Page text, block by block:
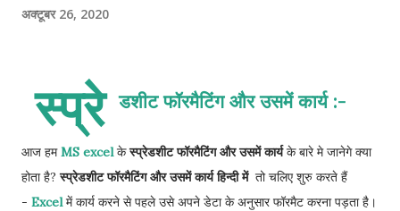
अक्टूबर 26, 2020
स्प्रे डशीट फॉरमैटिंग और उसमें कार्य :-
आज हमMS excelकेस्प्रेडशीट फॉरमैटिंग और उसमें कार्यके बारे मे जानेगे क्या
होता है?स्प्रेडशीट फॉरमैटिंग और उसमें कार्य हिन्दी मेंतो चलिए शुरु करते हैं
- Excelमें कार्य करने से पहले उसे अपने डेटा के अनुसार फॉरमैट करना पड़ता है।